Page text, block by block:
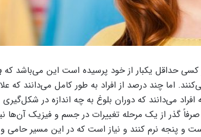
کسی حداقل یکبار از خود پرسیده است این می‌باشد که
اما چند درصد از افراد به طور کامل می‌دانند
افراد می‌دانند که دوران بلوغ به چه اندازه در
گذر از یک مرحله تغییرات در جسم و فیزیک
و پنجه نرم کنند و نیاز است که در این مسیر حامی و